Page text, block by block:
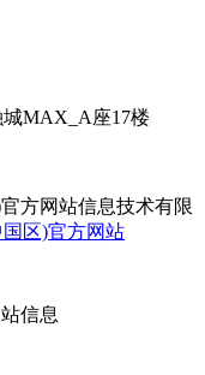
MAX_A座17楼
方网站信息技术有限
国区)官方网站
信息